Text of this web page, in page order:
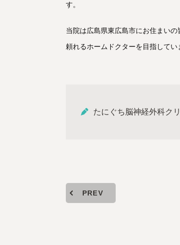
す。
当院は広島県東広島市にお住まいの
頼れるホームドクターを目指してい
たにぐち脳神経外科ク
PREV